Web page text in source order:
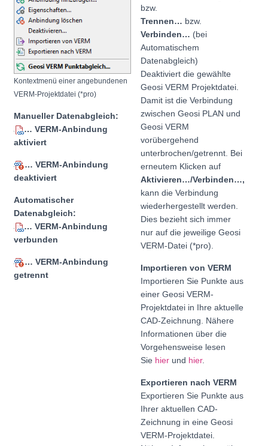
Kontextmenü einer angebundenen
VERM-Projektdatei (*pro)
Manueller Datenabgleich:
… VERM-Anbindung
aktiviert
… VERM-Anbindung
deaktiviert
Automatischer
Datenabgleich:
… VERM-Anbindung
verbunden
… VERM-Anbindung
getrennt
bzw.
Trennen… bzw.
Verbinden… (bei
Automatischem
Datenabgleich)
Deaktiviert die gewählte
Geosi VERM Projektdatei.
Damit ist die Verbindung
zwischen Geosi PLAN und
Geosi VERM
vorübergehend
unterbrochen/getrennt. Bei
erneutem Klicken auf
Aktivieren…/Verbinden…,
kann die Verbindung
wiederhergestellt werden.
Dies bezieht sich immer
nur auf die jeweilige Geosi
VERM-Datei (*pro).
Importieren von VERM
Importieren Sie Punkte aus
einer Geosi VERM-
Projektdatei in Ihre aktuelle
CAD-Zeichnung. Nähere
Informationen über die
Vorgehensweise lesen
Sie hier und hier.
Exportieren nach VERM
Exportieren Sie Punkte aus
Ihrer aktuellen CAD-
Zeichnung in eine Geosi
VERM-Projektdatei.